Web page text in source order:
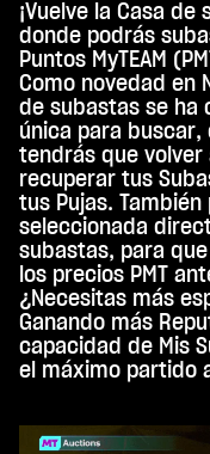
r y
repr
odu
cir»,
acep
tas
la
polí
tica
de
priv
acid
ad
de
You
ey
¡Vuelve la Casa de
donde podrás
Puntos MyTEAM
Como novedad en
de subastas se ha
única para buscar,
tendrás que volver
recuperar tus
tus Pujas.
seleccionada
subastas, para
los precios PMT
¿Necesitas más
Ganando más
capacidad de Mis
el máximo partido